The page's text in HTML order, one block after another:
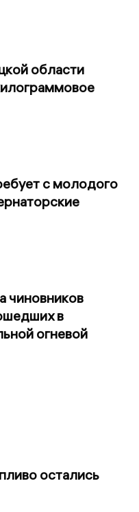
области
с молодого
чиновников
в
огневой
остались